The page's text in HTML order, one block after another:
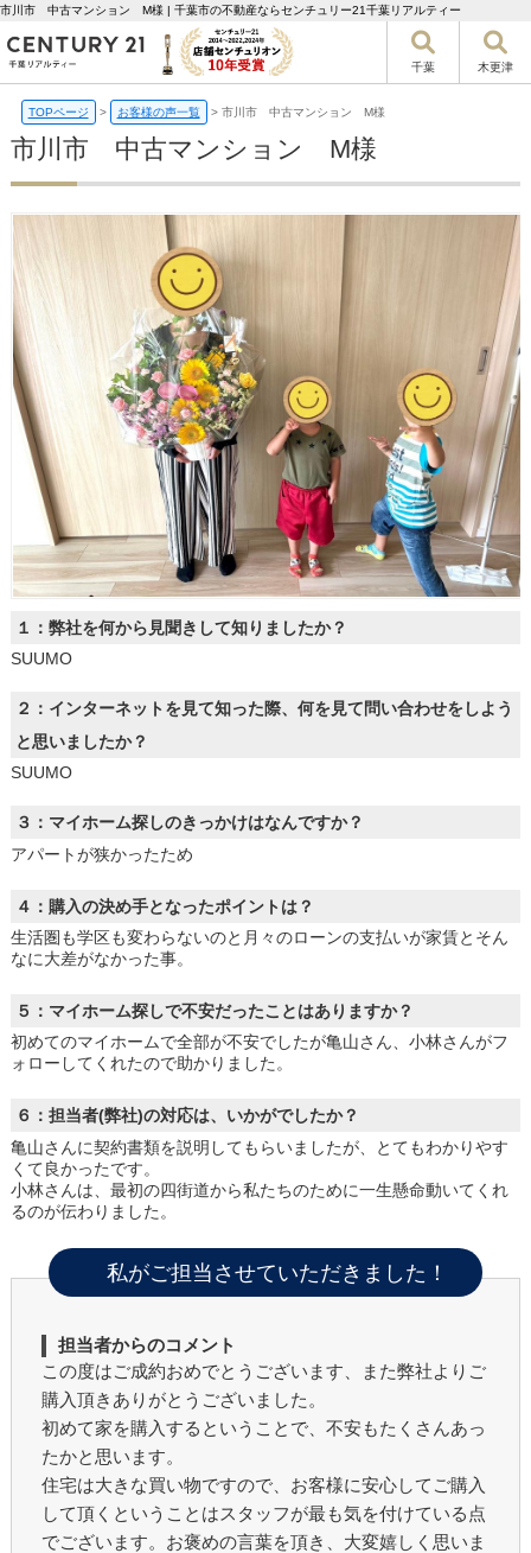
市川市 中古マンション M様 | 千葉市の不動産ならセンチュリー21千葉リアルティー
千葉 木更津
TOPページ > お客様の声一覧 > 市川市 中古マンション M様
市川市 中古マンション M様
１：弊社を何から見聞きして知りましたか？
SUUMO
２：インターネットを見て知った際、何を見て問い合わせをしよう
と思いましたか？
SUUMO
３：マイホーム探しのきっかけはなんですか？
アパートが狭かったため
４：購入の決め手となったポイントは？
生活圏も学区も変わらないのと月々のローンの支払いが家賃とそん
なに大差がなかった事。
５：マイホーム探しで不安だったことはありますか？
初めてのマイホームで全部が不安でしたが亀山さん、小林さんがフ
ォローしてくれたので助かりました。
６：担当者(弊社)の対応は、いかがでしたか？
亀山さんに契約書類を説明してもらいましたが、とてもわかりやす
くて良かったです。
小林さんは、最初の四街道から私たちのために一生懸命動いてくれ
るのが伝わりました。
私がご担当させていただきました！
担当者からのコメント
この度はご成約おめでとうございます、また弊社よりご
購入頂きありがとうございました。
初めて家を購入するということで、不安もたくさんあっ
たかと思います。
住宅は大きな買い物ですので、お客様に安心してご購入
して頂くということはスタッフが最も気を付けている点
でございます。お褒めの言葉を頂き、大変嬉しく思いま